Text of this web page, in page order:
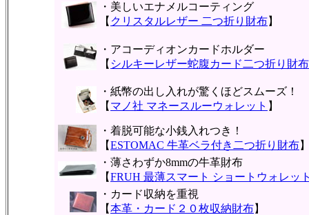
・美しいエナメルコーティング
【 クリスタルレザー 二つ折り財布】
・アコーディオンカードホルダー
【 シルキーレザー蛇腹カード二つ折り財布
・紙幣の出し入れが驚くほどスムーズ！
【 マノ社 マネースルーウォレット 】
・着脱可能な小銭入れつき！
【ESTOMAC 牛革ベラ付き二つ折り財布
・薄さわずか8mmの牛革財布
【FRUH 最薄スマート ショートウォレッ
・カード収納を重視
【本革・カード２０枚収納財布】